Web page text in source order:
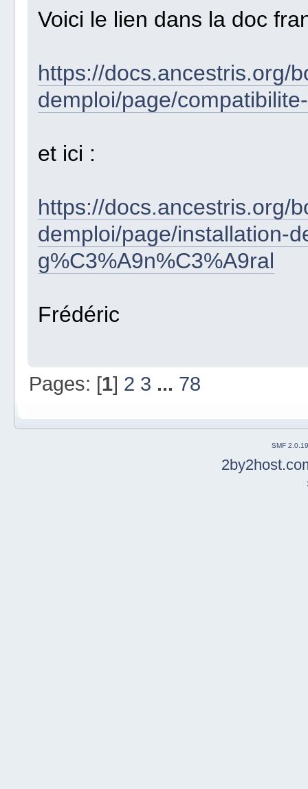
Voici le lien dans la doc
https://docs.ancestris.org/
demploi/page/
et ici :
https://docs.ancestris.org/
demploi/page/installation-
g%C3%A9n%C3%A9ral
Frédéric
Pages: [1] 2 3 ... 78
SMF 2.0.19